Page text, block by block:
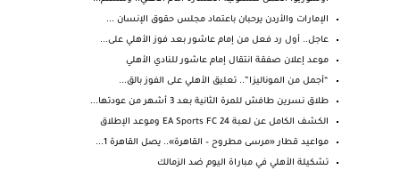
الإمارات والأردن يرحبان باعتماد مجلس حقوق الإنسان ...
عاجل.. أول رد فعل من إمام عاشور بعد فوز الأهلي على...
موعد إعلان صفقة انتقال إمام عاشور للنادي الأهلي
“أجمل من الموناليزا”.. تعليق الأهلي على الفوز بالق...
طلاق نسرين طافش للمرة الثانية بعد 3 أشهر من عودتها...
الكشف الكامل عن لعبة EA Sports FC 24 وموعد الإطلاق
مواعيد قطار «مرسى مطروح – القاهرة».. يصل القاهرة 1...
تشكيلة الأهلي في مباراة اليوم ضد الزمالك